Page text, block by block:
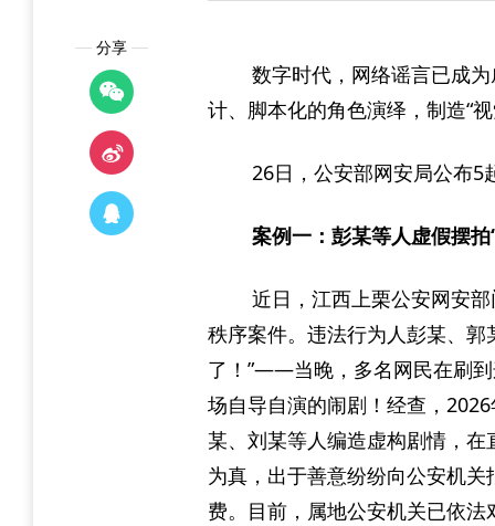
分享
数字时代，网络谣言已成
计、脚本化的角色演绎，制造“
26日，公安部网安局公布5
案例一：彭某等人虚假摆
近日，江西上栗公安网安
秩序案件。违法行为人彭某、
了！”——当晚，多名网民在刷
场自导自演的闹剧！经查，
某、刘某等人编造虚构剧情，
为真，出于善意纷纷向公安机
费。目前，属地公安机关已依